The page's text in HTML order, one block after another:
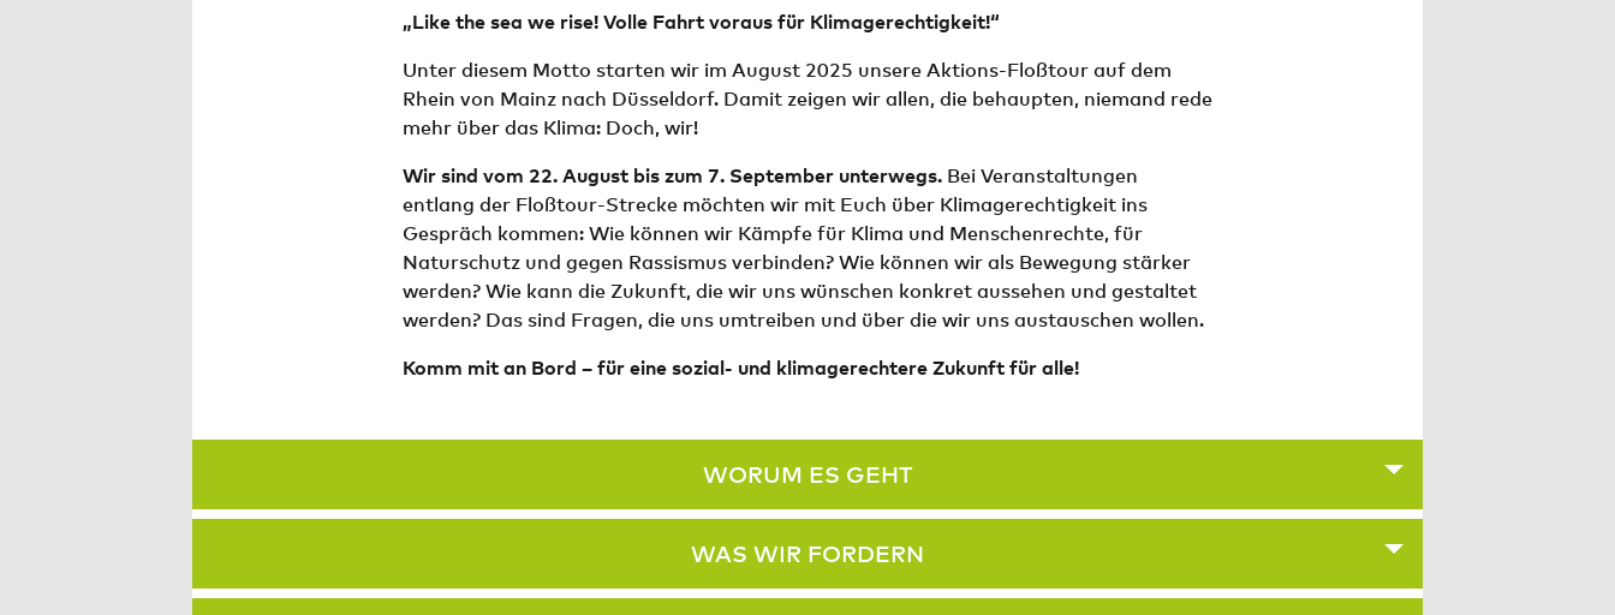
„Like the sea we rise! Volle Fahrt voraus für Klimagerechtigkeit!“
Unter diesem Motto starten wir im August 2025 unsere Aktions-Floßtour auf dem
Rhein von Mainz nach Düsseldorf. Damit zeigen wir allen, die behaupten, niemand rede
mehr über das Klima: Doch, wir!
Wir sind vom 22. August bis zum 7. September unterwegs.Bei Veranstaltungen
entlang der Floßtour-Strecke möchten wir mit Euch über Klimagerechtigkeit ins
Gespräch kommen: Wie können wir Kämpfe für Klima und Menschenrechte, für
Naturschutz und gegen Rassismus verbinden? Wie können wir als Bewegung stärker
werden? Wie kann die Zukunft, die wir uns wünschen konkret aussehen und gestaltet
werden? Das sind Fragen, die uns umtreiben und über die wir uns austauschen wollen.
Komm mit an Bord – für eine sozial- und klimagerechtere Zukunft für alle!
WORUM ES GEHT
WAS WIR FORDERN